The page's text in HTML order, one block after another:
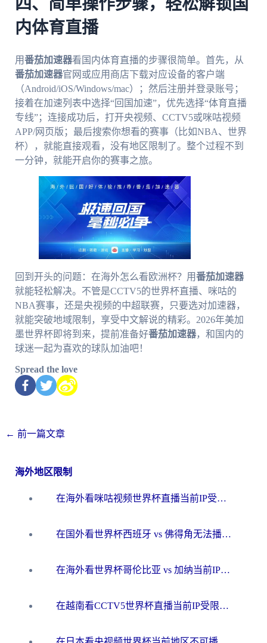
四、简单操作步骤，轻松解锁国
内体育直播
用番茄加速器看国内体育直播的步骤很简单。首先，从
番茄加速器官网或应用商店下载对应设备的客户端
（Android/iOS/Windows/mac）；然后注册并登录账号；
接着在加速列表中选择“回国加速”，优先选择“体育直播
专线”；连接成功后，打开央视频、CCTV5或咪咕视频
APP/网页版；最后搜索你想看的赛事（比如NBA、世界
杯），就能直接观看，没有地区限制了。整个过程不到
一分钟，就能开启你的赛事之旅。
回到开头的问题：在海外怎么看欧洲杯？用番茄加速器
就能轻松解决。不管是CCTV5的世界杯直播、咪咕的
NBA赛事，还是央视频的中超联赛，只要选对加速器，
就能突破地域限制，享受中文解说的精彩。2026年美加
墨世界杯即将到来，提前准备好番茄加速器，和国内的
球迷一起为喜欢的球队加油吧！
Spread the love
← 前一篇文章
海外地区限制
在海外看咪咕视频世界杯直播当前IP受限制？这篇指南帮你搞定所有体育赛事观看难题
在国外看世界杯西班牙 vs 佛得角无法播放？这篇指南帮你解锁所有中文体育直播
在海外看世界杯哥伦比亚 vs 加纳当前IP受限制？这篇指南帮你流畅看中文解说赛事
在越南看CCTV5世界杯直播当前IP受限制？海外党体育观赛终极指南来了